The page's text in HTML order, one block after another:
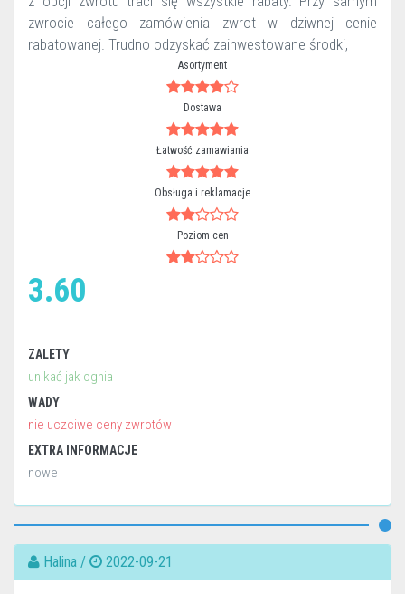
zwrocie całego zamówienia zwrot w dziwnej cenie
rabatowanej. Trudno odzyskać zainwestowane środki,
Asortyment
Dostawa
Łatwość zamawiania
Obsługa i reklamacje
Poziom cen
3.60
ZALETY
unikać jak ognia
WADY
nie uczciwe ceny zwrotów
EXTRA INFORMACJE
nowe
Halina / 2022-09-21